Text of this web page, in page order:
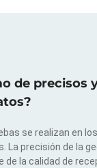
de precisos
se realizan en
La precisión de la
de la calidad de